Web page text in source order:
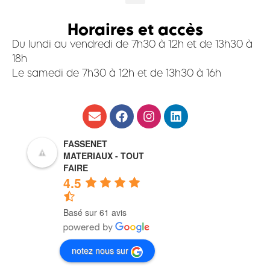
Horaires et accès
Du lundi au vendredi de 7h30 à 12h et de 13h30 à
18h
Le samedi de 7h30 à 12h et de 13h30 à 16h
FASSENET
MATERIAUX - TOUT
FAIRE
4.5
Basé sur 61 avis
notez nous sur